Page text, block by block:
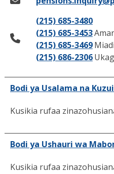
(215) 685-3480
(215) 685-3453
(215) 685-3469
(215) 686-2306
Bodi ya Usalama na
Kusikia rufaa
Bodi ya Ushauri wa
Kusikia rufaa